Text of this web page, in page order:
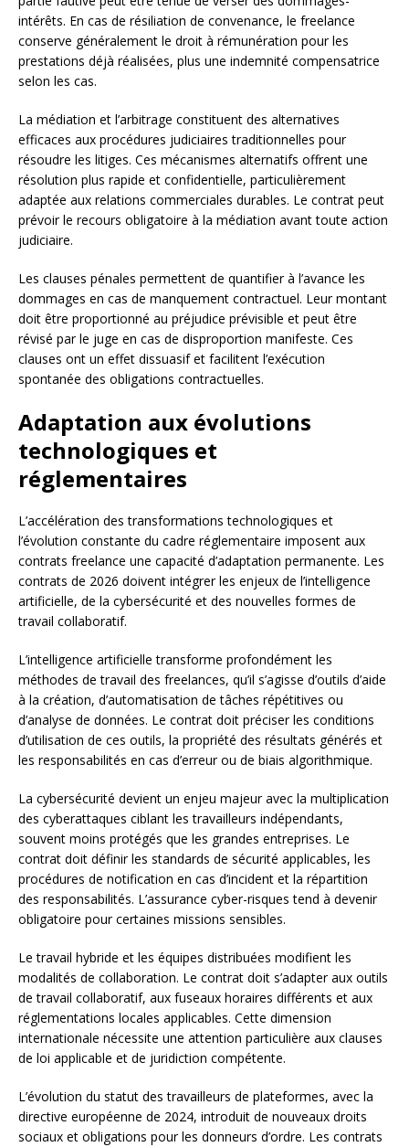
intérêts. En cas de résiliation de convenance, le freelance
conserve généralement le droit à rémunération pour les
prestations déjà réalisées, plus une indemnité compensatrice
selon les cas.
La médiation et l’arbitrage constituent des alternatives
efficaces aux procédures judiciaires traditionnelles pour
résoudre les litiges. Ces mécanismes alternatifs offrent une
résolution plus rapide et confidentielle, particulièrement
adaptée aux relations commerciales durables. Le contrat peut
prévoir le recours obligatoire à la médiation avant toute action
judiciaire.
Les clauses pénales permettent de quantifier à l’avance les
dommages en cas de manquement contractuel. Leur montant
doit être proportionné au préjudice prévisible et peut être
révisé par le juge en cas de disproportion manifeste. Ces
clauses ont un effet dissuasif et facilitent l’exécution
spontanée des obligations contractuelles.
Adaptation aux évolutions
technologiques et
réglementaires
L’accélération des transformations technologiques et
l’évolution constante du cadre réglementaire imposent aux
contrats freelance une capacité d’adaptation permanente. Les
contrats de 2026 doivent intégrer les enjeux de l’intelligence
artificielle, de la cybersécurité et des nouvelles formes de
travail collaboratif.
L’intelligence artificielle transforme profondément les
méthodes de travail des freelances, qu’il s’agisse d’outils d’aide
à la création, d’automatisation de tâches répétitives ou
d’analyse de données. Le contrat doit préciser les conditions
d’utilisation de ces outils, la propriété des résultats générés et
les responsabilités en cas d’erreur ou de biais algorithmique.
La cybersécurité devient un enjeu majeur avec la multiplication
des cyberattaques ciblant les travailleurs indépendants,
souvent moins protégés que les grandes entreprises. Le
contrat doit définir les standards de sécurité applicables, les
procédures de notification en cas d’incident et la répartition
des responsabilités. L’assurance cyber-risques tend à devenir
obligatoire pour certaines missions sensibles.
Le travail hybride et les équipes distribuées modifient les
modalités de collaboration. Le contrat doit s’adapter aux outils
de travail collaboratif, aux fuseaux horaires différents et aux
réglementations locales applicables. Cette dimension
internationale nécessite une attention particulière aux clauses
de loi applicable et de juridiction compétente.
L’évolution du statut des travailleurs de plateformes, avec la
directive européenne de 2024, introduit de nouveaux droits
sociaux et obligations pour les donneurs d’ordre. Les contrats